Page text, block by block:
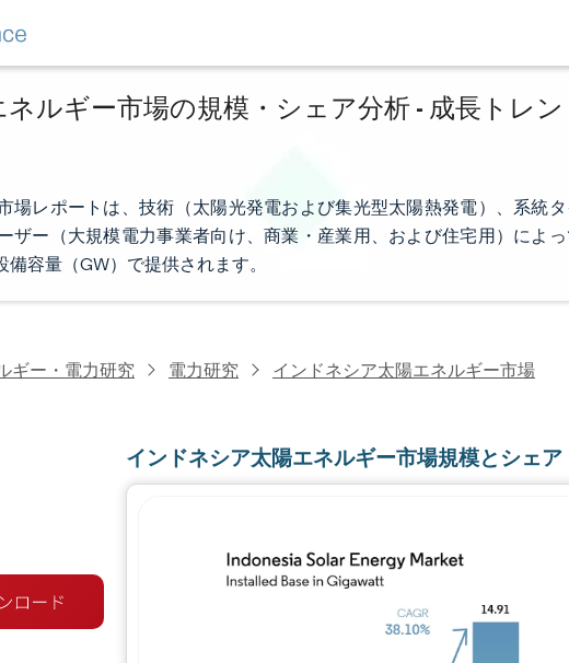
ルギー市場の規模・シェア分析 - 成長トレ
場レポートは、技術（太陽光発電および集光型太陽熱発電）、系統
ザー（大規模電力事業者向け、商業・産業用、および住宅用）によ
容量（GW）で提供されます。
ギー・電力研究 電力研究 インドネシア太陽エネルギー市場
インドネシア太陽エネルギー市場規模とシェア